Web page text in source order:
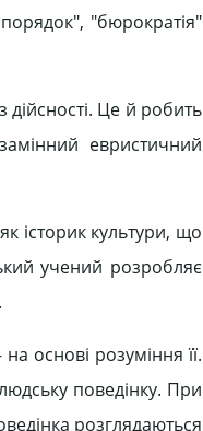
порядок", "бюрократія"
Це й робить
евристичний
історик культури, що
учений розробляє
основі розуміння її.
поведінку. При
розглядаються